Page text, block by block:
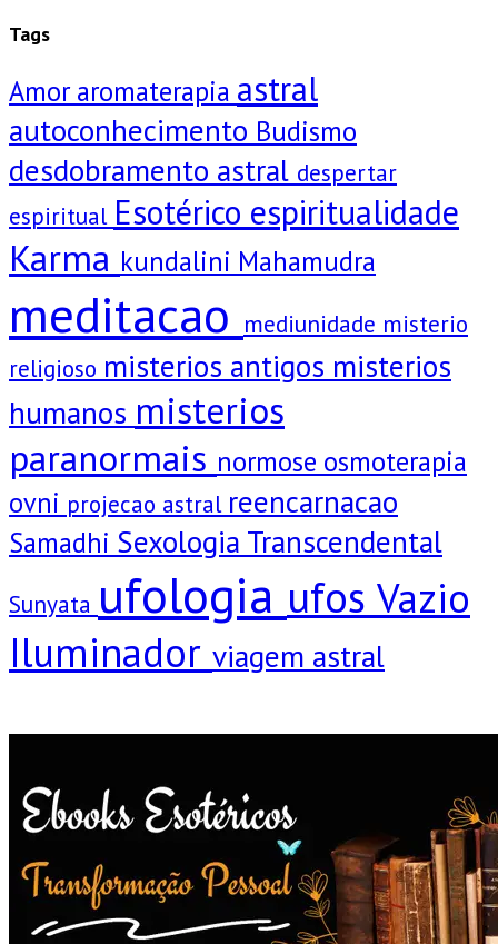
Tags
Amoraromaterapia astral
autoconhecimento Budismo
desdobramento astral despertar
espiritual Esotérico espiritualidade
Karma kundalini Mahamudra
meditacao mediunidade misterio
religioso misterios antigos misterios
humanos misterios
paranormais normose osmoterapia
ovni projecao astral reencarnacao
Samadhi Sexologia Transcendental
Sunyata ufologia ufos Vazio
Iluminador viagem astral